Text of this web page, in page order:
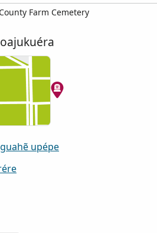
Farm Cemetery
upépe